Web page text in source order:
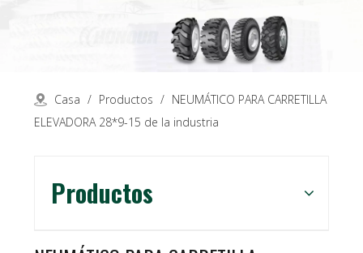
Casa / Productos / NEUMÁTICO PARA CARRETILLA
ELEVADORA 28*9-15 de la industria
Productos